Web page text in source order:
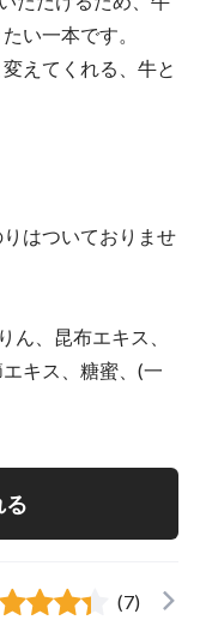
い一本です。
えてくれる、牛と
はついておりませ
ん、昆布エキス、
キス、糖蜜、(一
る
(7)